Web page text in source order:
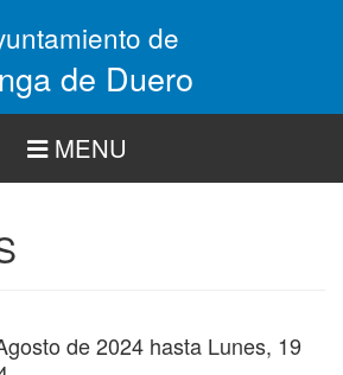
de
de Duero
MENU
de 2024 hasta Lunes, 19